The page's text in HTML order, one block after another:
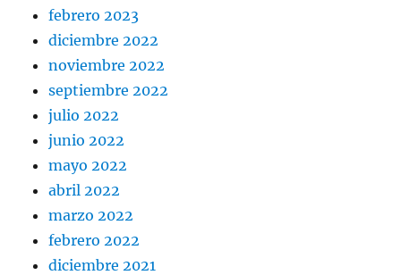
febrero 2023
diciembre 2022
noviembre 2022
septiembre 2022
julio 2022
junio 2022
mayo 2022
abril 2022
marzo 2022
febrero 2022
diciembre 2021